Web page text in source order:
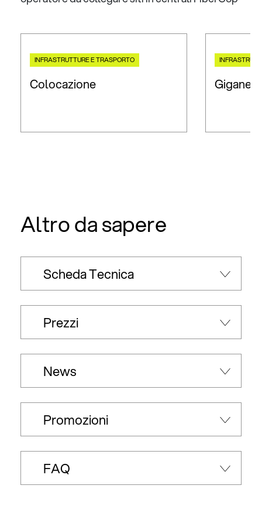
INFRASTRUTTURE E TRASPORTO
Colocazione Giganet
Altro da sapere
Scheda Tecnica
Prezzi
News
Promozioni
FAQ